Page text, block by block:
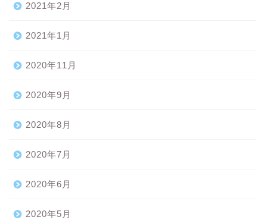
2021年2月
2021年1月
2020年11月
2020年9月
2020年8月
2020年7月
2020年6月
2020年5月